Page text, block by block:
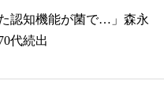
認知機能が菌で…」森永
代続出